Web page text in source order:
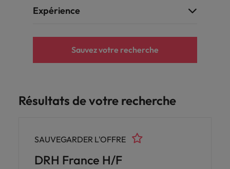
Expérience
Sauvez votre recherche
Résultats de votre recherche
DRH France H/F
SAUVEGARDER L'OFFRE